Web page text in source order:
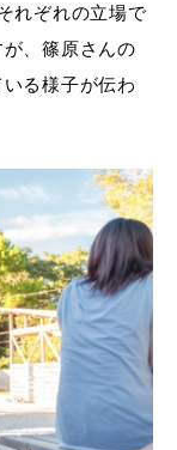
れぞれの立場で
、篠原さんの
る様子が伝わ